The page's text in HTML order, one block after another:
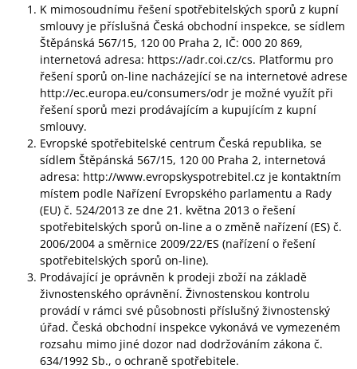
K mimosoudnímu řešení spotřebitelských sporů z kupní
smlouvy je příslušná Česká obchodní inspekce, se sídlem
Štěpánská 567/15, 120 00 Praha 2, IČ: 000 20 869,
internetová adresa: https://adr.coi.cz/cs. Platformu pro
řešení sporů on-line nacházející se na internetové adrese
http://ec.europa.eu/consumers/odr je možné využít při
řešení sporů mezi prodávajícím a kupujícím z kupní
smlouvy.
Evropské spotřebitelské centrum Česká republika, se
sídlem Štěpánská 567/15, 120 00 Praha 2, internetová
adresa: http://www.evropskyspotrebitel.cz je kontaktním
místem podle Nařízení Evropského parlamentu a Rady
(EU) č. 524/2013 ze dne 21. května 2013 o řešení
spotřebitelských sporů on-line a o změně nařízení (ES) č.
2006/2004 a směrnice 2009/22/ES (nařízení o řešení
spotřebitelských sporů on-line).
Prodávající je oprávněn k prodeji zboží na základě
živnostenského oprávnění. Živnostenskou kontrolu
provádí v rámci své působnosti příslušný živnostenský
úřad. Česká obchodní inspekce vykonává ve vymezeném
rozsahu mimo jiné dozor nad dodržováním zákona č.
634/1992 Sb., o ochraně spotřebitele.